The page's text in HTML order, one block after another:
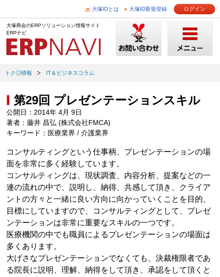
大塚IDとは 大塚ID新規登録 ログイン
大塚商会のERPソリューション情報サイト
ERPナビ
トク◎情報 IT＆ビジネスコラム
第29回 プレゼンテーションスキル
公開日：2014年 4月 9日
著者：藤井 昌弘 (株式会社FMCA)
キーワード：医療業界 / 介護業界
コンサルティングという仕事柄、プレゼンテーションの場
面を非常に多く経験しています。
コンサルティングは、現状調査、内容分析、提案などの一
連の流れの中で、説明し、納得、共感して頂き、クライア
ントの方々と一緒に良い方向に向かっていくことを目的、
目標にしていますので、コンサルティングとして、プレゼ
ンテーションは非常に重要なスキルの一つです。
医療機関の中でも職員によるプレゼンテーションの場面は
多くあります。
大げさなプレゼンテーションでなくても、決裁権限者であ
る院長に説明、理解、納得をして頂き、承認をして頂くと